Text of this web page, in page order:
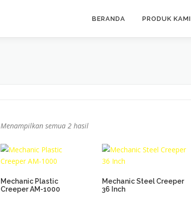
BERANDA PRODUK KAMI
Menampilkan semua 2 hasil
Mechanic Plastic
Creeper AM-1000
Mechanic Steel Creeper
36 Inch